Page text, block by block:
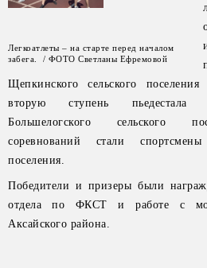
Легкоатлеты – на старте перед началом
забега. / ФОТО Светланы Ефремовой
Щепкинского сельского
вторую ступень пьедестала
Большелогского сельского
соревнований стали
поселения.
Победители и призеры были
отдела по ФКСТ и работе с
Аксайского района.